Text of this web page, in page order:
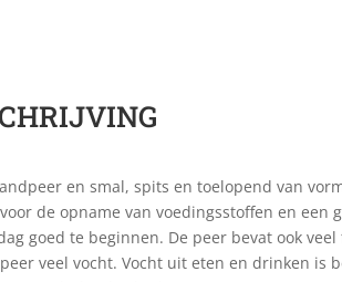
en smal, spits en toelopend van
de opname van voedingsstoffen en
goed te beginnen. De peer bevat ook
veel vocht. Vocht uit eten en drinken